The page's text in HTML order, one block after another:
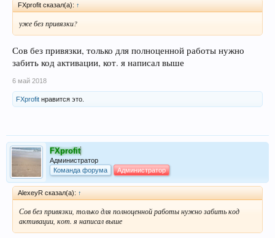
FXprofit сказал(а): ↑
уже без привязки?
Сов без привязки, только для полноценной работы нужно
забить код активации, кот. я написал выше
6 май 2018
FXprofit нравится это.
FXprofit
Администратор
Команда форума
Администратор
AlexeyR сказал(а): ↑
Сов без привязки, только для полноценной работы нужно забить код
активации, кот. я написал выше